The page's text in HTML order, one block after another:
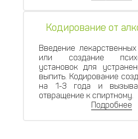
Кодирование от
Введение
или создание
установок для
выпить. Кодирование
на 1-3 года и
отвращение к спиртному.
Подробнее